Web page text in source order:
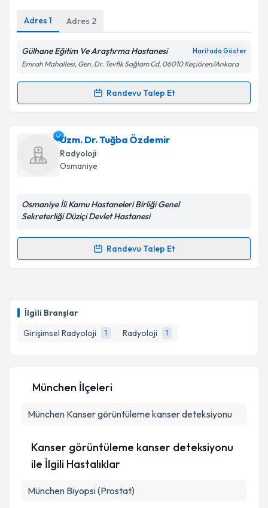
İlgili Branşlar
Girişimsel Radyoloji
1 Radyoloji 1
Metni'ni okudum ve kişisel verilerimin belirtilen
kapsamda işlenmesini kabul ediyorum.
Takvim Talebini Gönder
Adres 1 Adres 2
Gülhane Eğitim Ve Araştırma Hastanesi Haritada Göster
Emrah Mahallesi, Gen. Dr. Tevfik Sağlam Cd, 06010 Keçiören/Ankara
Randevu Talep Et
Randevu Takvimi Talebi
Dr. Zeki Gökhan Sürmeliiçin randevu takvimi talebi
oluşturun. Size bu uzmandan randevu almanız için bir
takvim hazırlandığında e-posta ile bilgilendireceğiz.
Kişisel verilerimin işlenmesine ilişkin
Metni'ni okudum ve kişisel verilerimin belirtilen
Uzm. Dr. Tuğba Özdemir
Radyoloji
Osmaniye
Osmaniye İli Kamu Hastaneleri Birliği Genel
Sekreterliği Düziçi Devlet Hastanesi
Randevu Talep Et
Randevu Takvimi Talebi
takvim hazırlandığında e-posta ile bilgilendireceğiz.
E-posta Adresiniz
Metni'ni okudum ve kişisel verilerimin belirtilen
Takvim Talebini Gönder
München İlçeleri
München Kanser görüntüleme kanser deteksiyonu
Kanser görüntüleme kanser deteksiyonu
ile İlgili Hastalıklar
München Biyopsi (Prostat)